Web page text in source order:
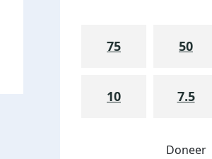
75 50
10 7.5
Doneer